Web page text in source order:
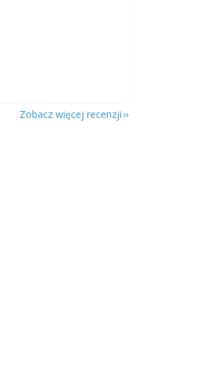
gwiazdek.
Zobacz więcej recenzji